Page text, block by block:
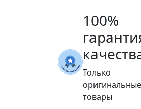
100%
Только
оригинальные
товары